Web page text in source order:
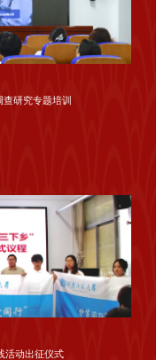
研究专题培训
活动出征仪式